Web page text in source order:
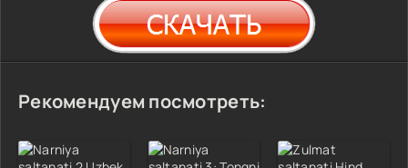
Рекомендуем посмотреть: